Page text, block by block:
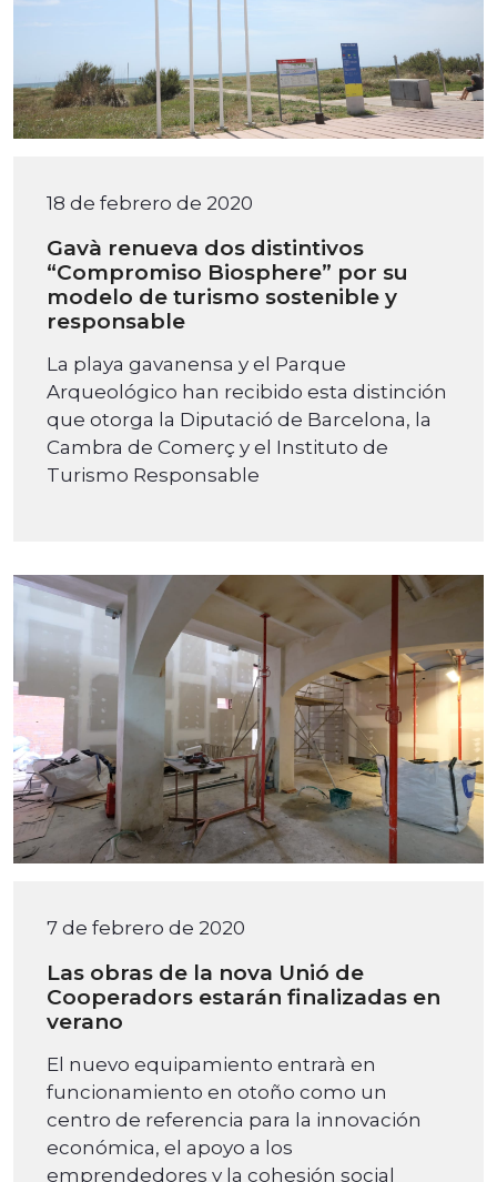
18 de febrero de 2020
Gavà renueva dos distintivos
“Compromiso Biosphere” por su
modelo de turismo sostenible y
responsable
La playa gavanensa y el Parque
Arqueológico han recibido esta distinción
que otorga la Diputació de Barcelona, la
Cambra de Comerç y el Instituto de
Turismo Responsable
7 de febrero de 2020
Las obras de la nova Unió de
Cooperadors estarán finalizadas en
verano
El nuevo equipamiento entrarà en
funcionamiento en otoño como un
centro de referencia para la innovación
económica, el apoyo a los
emprendedores y la cohesión social